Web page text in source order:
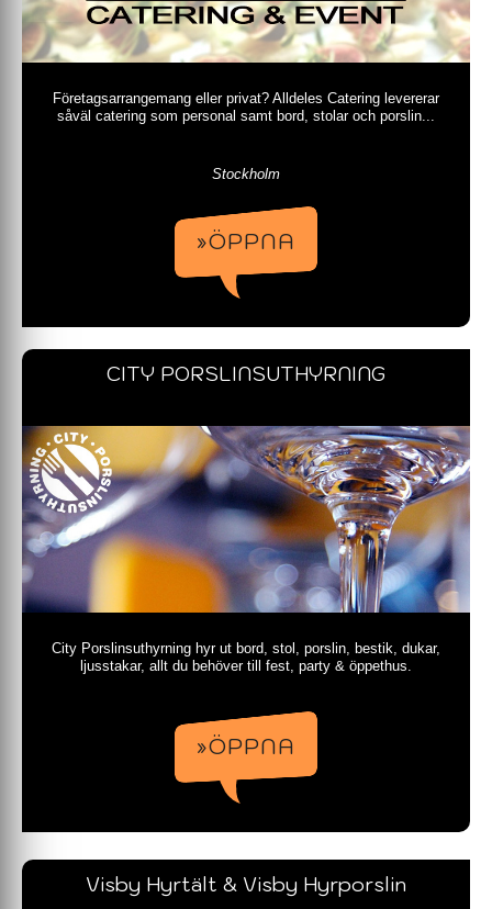
Företagsarrangemang eller privat? Alldeles Catering levererar
såväl catering som personal samt bord, stolar och porslin...
Stockholm
»ÖPPNA
CITY PORSLINSUTHYRNING
City Porslinsuthyrning hyr ut bord, stol, porslin, bestik, dukar,
ljusstakar, allt du behöver till fest, party & öppethus.
»ÖPPNA
Visby Hyrtält & Visby Hyrporslin